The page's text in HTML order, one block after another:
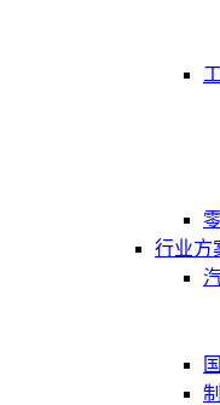
行业方